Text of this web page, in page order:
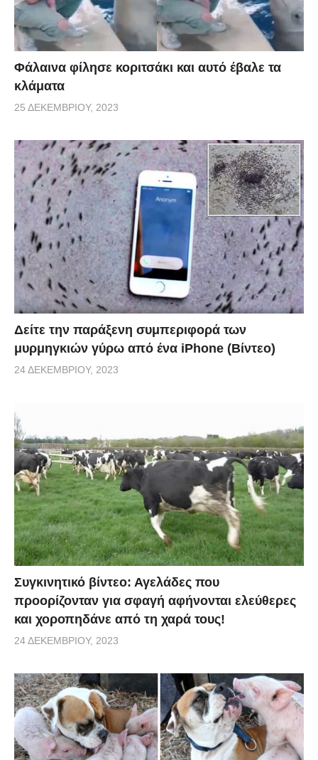
Φάλαινα φίλησε κοριτσάκι και αυτό έβαλε τα
κλάματα
25 ΔΕΚΕΜΒΡΊΟΥ, 2023
Δείτε την παράξενη συμπεριφορά των
μυρμηγκιών γύρω από ένα iPhone (Βίντεο)
24 ΔΕΚΕΜΒΡΊΟΥ, 2023
Συγκινητικό βίντεο: Αγελάδες που
προορίζονταν για σφαγή αφήνονται ελεύθερες
και χοροπηδάνε από τη χαρά τους!
24 ΔΕΚΕΜΒΡΊΟΥ, 2023